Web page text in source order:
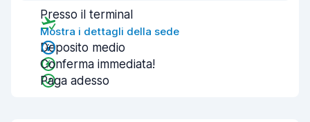
Presso il terminal
Mostra i dettagli della sede
Deposito medio
Conferma immediata!
Paga adesso